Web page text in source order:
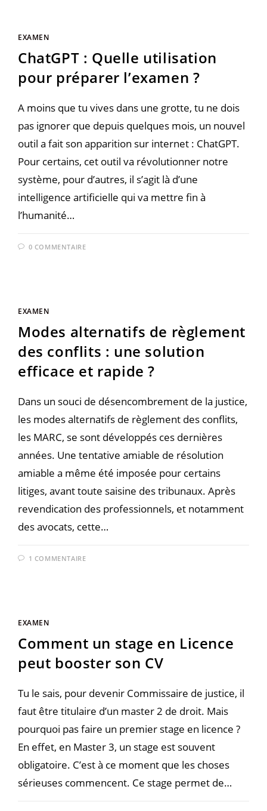
EXAMEN
ChatGPT : Quelle utilisation
pour préparer l’examen ?
A moins que tu vives dans une grotte, tu ne dois
pas ignorer que depuis quelques mois, un nouvel
outil a fait son apparition sur internet : ChatGPT.
Pour certains, cet outil va révolutionner notre
système, pour d’autres, il s’agit là d’une
intelligence artificielle qui va mettre fin à
l’humanité…
0 COMMENTAIRE
EXAMEN
Modes alternatifs de règlement
des conflits : une solution
efficace et rapide ?
Dans un souci de désencombrement de la justice,
les modes alternatifs de règlement des conflits,
les MARC, se sont développés ces dernières
années. Une tentative amiable de résolution
amiable a même été imposée pour certains
litiges, avant toute saisine des tribunaux. Après
revendication des professionnels, et notamment
des avocats, cette…
1 COMMENTAIRE
EXAMEN
Comment un stage en Licence
peut booster son CV
Tu le sais, pour devenir Commissaire de justice, il
faut être titulaire d’un master 2 de droit. Mais
pourquoi pas faire un premier stage en licence ?
En effet, en Master 3, un stage est souvent
obligatoire. C’est à ce moment que les choses
sérieuses commencent. Ce stage permet de…